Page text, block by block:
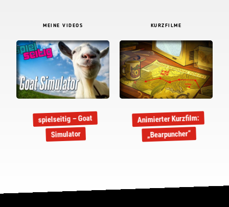
MEINE VIDEOS
spielseitig – Goat
Simulator
KURZFILME
Animierter Kurzfilm:
„Bearpuncher“